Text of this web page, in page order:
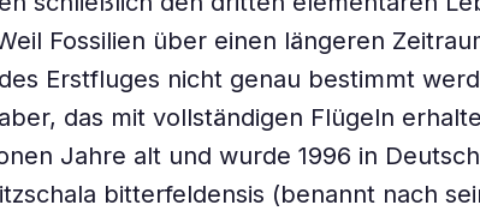
Fossilien über einen längeren
Erstfluges nicht genau bestimmt
das mit vollständigen Flügeln
Jahre alt und wurde 1996 in
bitterfeldensis (benannt nach